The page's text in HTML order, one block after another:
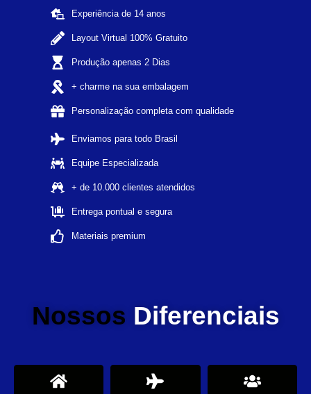
Experiência de 14 anos
Layout Virtual 100% Gratuito
Produção apenas 2 Dias
+ charme na sua embalagem
Personalização completa com qualidade
Enviamos para todo Brasil
Equipe Especializada
+ de 10.000 clientes atendidos
Entrega pontual e segura
Materiais premium
Nossos Diferenciais